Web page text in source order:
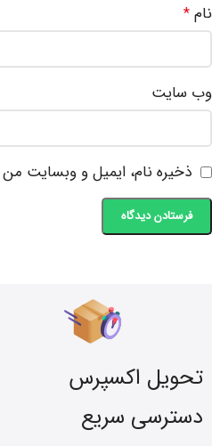
نام *
وب‌ سایت
ذخیره نام، ایمیل و وبسایت
تحویل اکسپرس
دسترسی سریع